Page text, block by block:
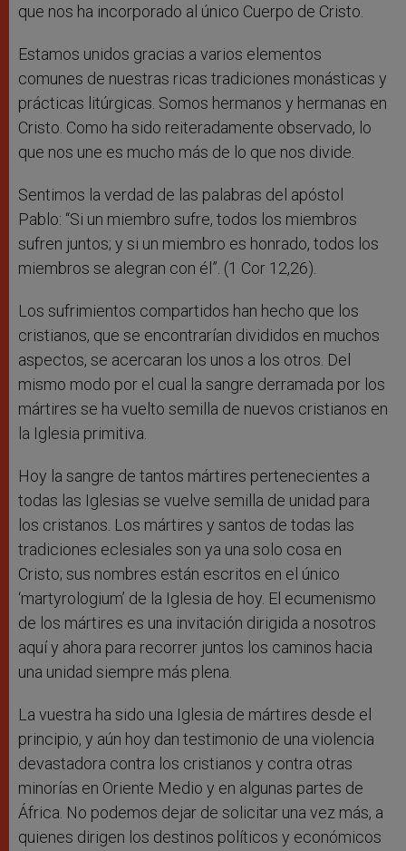
que nos ha incorporado al único Cuerpo de Cristo.
Estamos unidos gracias a varios elementos
comunes de nuestras ricas tradiciones monásticas y
prácticas litúrgicas. Somos hermanos y hermanas en
Cristo. Como ha sido reiteradamente observado, lo
que nos une es mucho más de lo que nos divide.
Sentimos la verdad de las palabras del apóstol
Pablo: “Si un miembro sufre, todos los miembros
sufren juntos; y si un miembro es honrado, todos los
miembros se alegran con él”. (1 Cor 12,26).
Los sufrimientos compartidos han hecho que los
cristianos, que se encontrarían divididos en muchos
aspectos, se acercaran los unos a los otros. Del
mismo modo por el cual la sangre derramada por los
mártires se ha vuelto semilla de nuevos cristianos en
la Iglesia primitiva.
Hoy la sangre de tantos mártires pertenecientes a
todas las Iglesias se vuelve semilla de unidad para
los cristanos. Los mártires y santos de todas las
tradiciones eclesiales son ya una solo cosa en
Cristo; sus nombres están escritos en el único
‘martyrologium’ de la Iglesia de hoy. El ecumenismo
de los mártires es una invitación dirigida a nosotros
aquí y ahora para recorrer juntos los caminos hacia
una unidad siempre más plena.
La vuestra ha sido una Iglesia de mártires desde el
principio, y aún hoy dan testimonio de una violencia
devastadora contra los cristianos y contra otras
minorías en Oriente Medio y en algunas partes de
África. No podemos dejar de solicitar una vez más, a
quienes dirigen los destinos políticos y económicos